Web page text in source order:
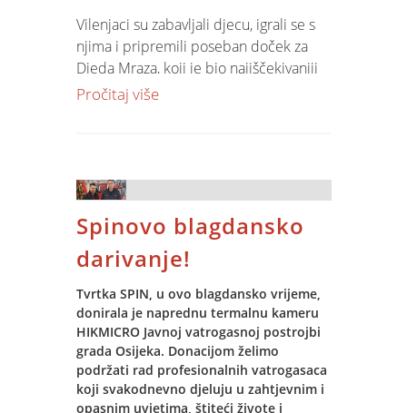
Vilenjaci su zabavljali djecu, igrali se s
njima i pripremili poseban doček za
Djeda Mraza, koji je bio najiščekivaniji
gost večeri. Nakon dolaska, Djed Mraz
Zabava je protekla u toploj i veseloj
atmosferi, ispunjenoj dječjim smijehom
i pravim božićnim ugođajem, a
najmlađi su kući ponijeli lijepe
uspomene koje će dugo pamtiti.
Pročitaj više
Spinovo blagdansko
darivanje!
Tvrtka SPIN, u ovo blagdansko vrijeme,
donirala je naprednu termalnu kameru
HIKMICRO Javnoj vatrogasnoj postrojbi
grada Osijeka. Donacijom želimo
podržati rad profesionalnih vatrogasaca
koji svakodnevno djeluju u zahtjevnim i
opasnim uvjetima, štiteći živote i